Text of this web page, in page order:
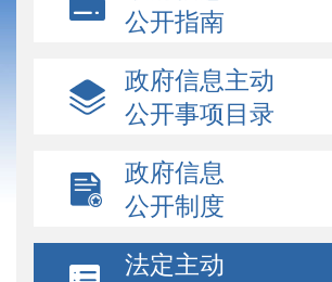
公开指南
政府信息主动
公开事项目录
政府信息
公开制度
法定主动